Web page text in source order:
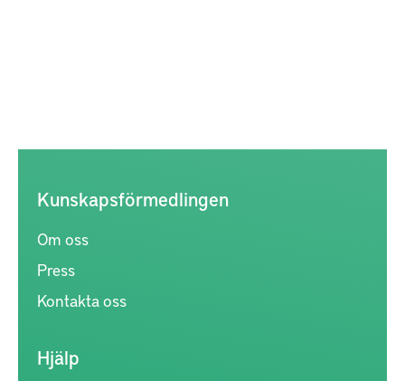
Kunskapsförmedlingen
Om oss
Press
Kontakta oss
Hjälp